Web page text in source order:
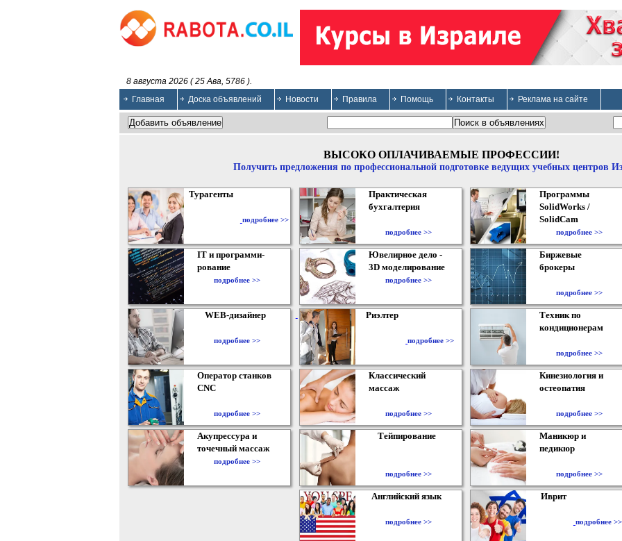
8 августа 2026 ( 25 Ава, 5786 ).
Главная
Доска объявлений Новости Правила Помощь Контакты Реклама на сайте
ВЫСОКО ОПЛАЧИВАЕМЫЕ ПРОФЕССИИ!
Получить предложения по профессиональной подготовке ведущих учебных центров
Турагенты
подробнее >>
Практическая
бухгалтерия
подробнее >>
Программы
SolidWorks /
SolidCam
подробнее >>
IT и программи-
рование
подробнее >>
Ювелирное дело -
3D моделирование
подробнее >>
Биржевые
брокеры
подробнее >>
WEB-дизайнер
подробнее >>
Риэлтер
подробнее >>
Техник по
кондиционерам
подробнее >>
Оператор станков
CNC
подробнее >>
Классический
массаж
подробнее >>
Кинезиология и
остеопатия
подробнее >>
Акупрессура и
точечный массаж
подробнее >>
Тейпирование
подробнее >>
Маникюр и
педикюр
подробнее >>
Английский язык
подробнее >>
Иврит
подробнее >>